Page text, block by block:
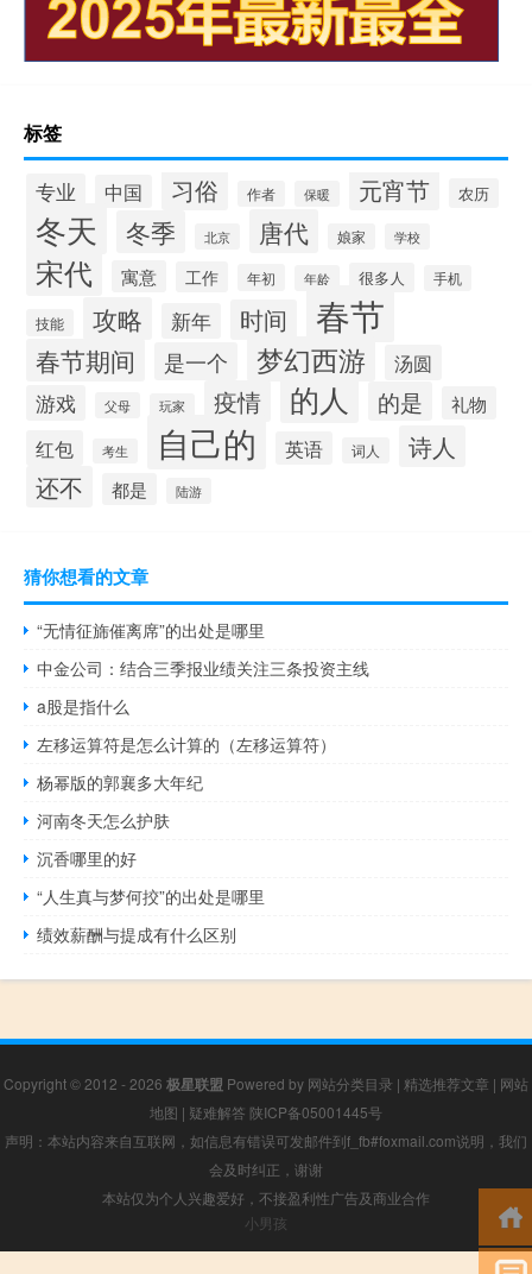
标签
专业 中国 习俗 作者 保暖 元宵节 农历
冬天 冬季 北京 唐代 娘家 学校
宋代 寓意 工作 年初 年龄 很多人 手机
技能 攻略 新年 时间 春节
春节期间 是一个 梦幻西游
汤圆
游戏
父母 玩家 疫情 的人 的是 礼物
红包 考生 自己的 英语 词人
诗人
还不
都是 陆游
猜你想看的文章
“无情征旆催离席”的出处是哪里
中金公司：结合三季报业绩关注三条投资主线
a股是指什么
左移运算符是怎么计算的（左移运算符）
杨幂版的郭襄多大年纪
河南冬天怎么护肤
沉香哪里的好
“人生真与梦何挍”的出处是哪里
绩效薪酬与提成有什么区别
Copyright © 2012 - 2026 极星联盟 Powered by 网站分类目录 | 精选推荐文章 | 网站
地图 | 疑难解答 陕ICP备05001445号
声明：本站内容来自互联网，如信息有错误可发邮件到f_fb#foxmail.com说明，我们
会及时纠正，谢谢
本站仅为个人兴趣爱好，不接盈利性广告及商业合作
小男孩